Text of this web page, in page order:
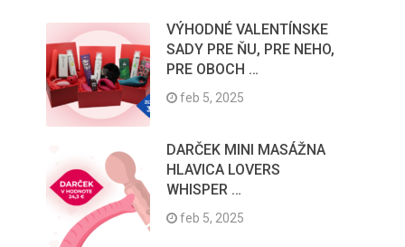
VÝHODNÉ VALENTÍNSKE
SADY PRE ŇU, PRE NEHO,
PRE OBOCH …
feb 5, 2025
DARČEK MINI MASÁŽNA
HLAVICA LOVERS
WHISPER …
feb 5, 2025